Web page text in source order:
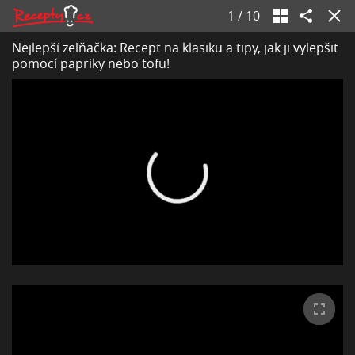
1 / 10
Nejlepší zelňačka: Recept na klasiku a tipy, jak ji vylepšit
pomocí papriky nebo tofu!